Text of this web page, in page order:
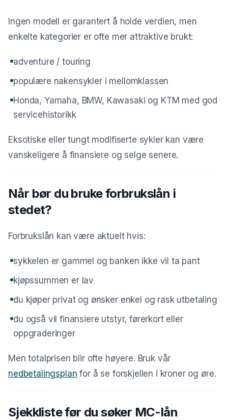
Ingen modell er garantert å holde verdien, men
enkelte kategorier er ofte mer attraktive brukt:
adventure / touring
populære nakensykler i mellomklassen
Honda, Yamaha, BMW, Kawasaki og KTM med god
servicehistorikk
Eksotiske eller tungt modifiserte sykler kan være
vanskeligere å finansiere og selge senere.
Når bør du bruke forbrukslån i
stedet?
Forbrukslån kan være aktuelt hvis:
sykkelen er gammel og banken ikke vil ta pant
kjøpssummen er lav
du kjøper privat og ønsker enkel og rask utbetaling
du også vil finansiere utstyr, førerkort eller
oppgraderinger
Men totalprisen blir ofte høyere. Bruk vår
nedbetalingsplan for å se forskjellen i kroner og øre.
Sjekkliste før du søker MC-lån